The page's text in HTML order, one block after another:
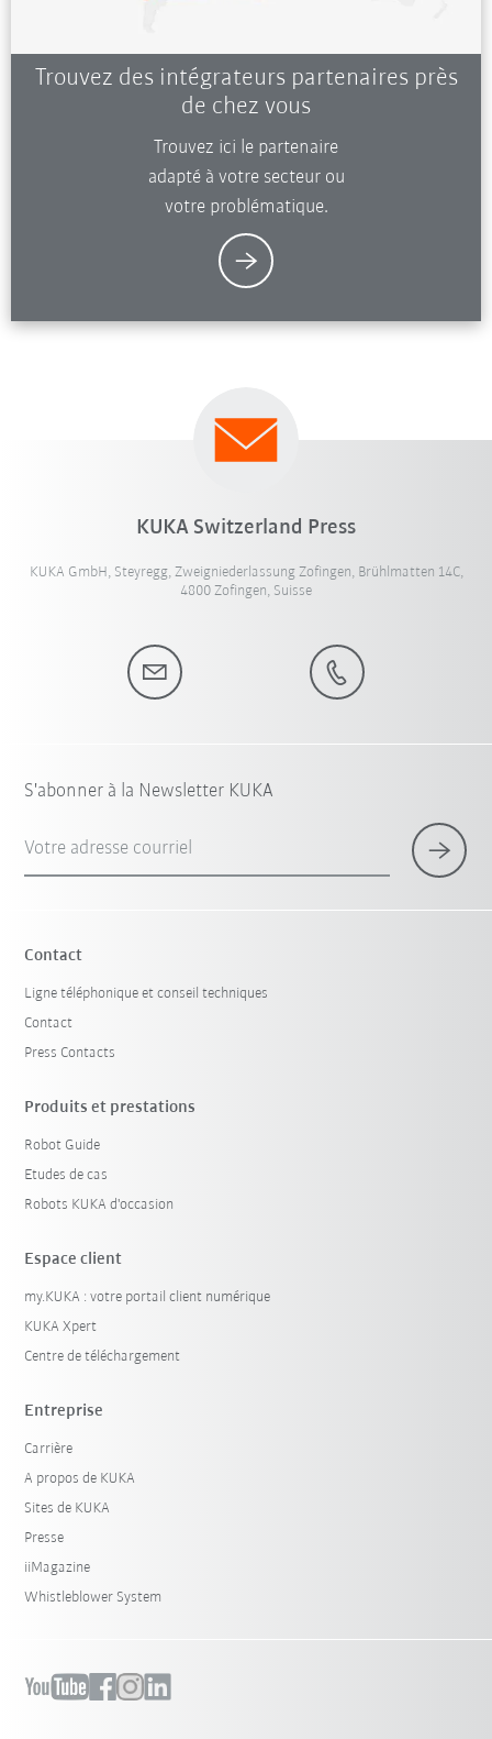
Trouvez des intégrateurs partenaires près
de chez vous
Trouvez ici le partenaire
adapté à votre secteur ou
votre problématique.
KUKA Switzerland Press
KUKA GmbH, Steyregg, Zweigniederlassung Zofingen, Brühlmatten 14C,
4800 Zofingen, Suisse
S'abonner à la Newsletter KUKA
Votre adresse courriel
Contact
Ligne téléphonique et conseil techniques
Contact
Press Contacts
Produits et prestations
Robot Guide
Etudes de cas
Robots KUKA d'occasion
Espace client
my.KUKA : votre portail client numérique
KUKA Xpert
Centre de téléchargement
Entreprise
Carrière
A propos de KUKA
Sites de KUKA
Presse
iiMagazine
Whistleblower System